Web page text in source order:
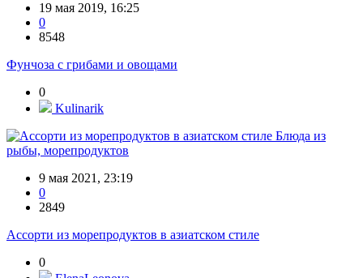
19 мая 2019, 16:25
0
8548
Фунчоза с грибами и овощами
0
Kulinarik
Блюда из
рыбы, морепродуктов
9 мая 2021, 23:19
0
2849
Ассорти из морепродуктов в азиатском стиле
0